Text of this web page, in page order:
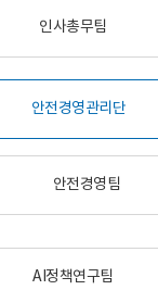
인사총무팀
안전경영관리단
안전경영팀
AI정책연구팀